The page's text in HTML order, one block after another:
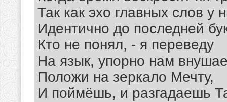
Так как эхо главных слов у
Идентично до последней
Кто не понял, - я переведу
На язык, упорно нам
Положи на зеркало Мечту,
И поймёшь, и разгадаешь